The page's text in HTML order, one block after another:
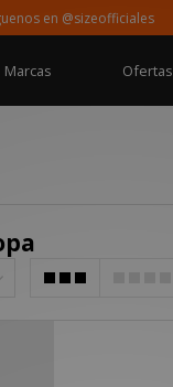
en @sizeofficiales
Marcas Ofertas